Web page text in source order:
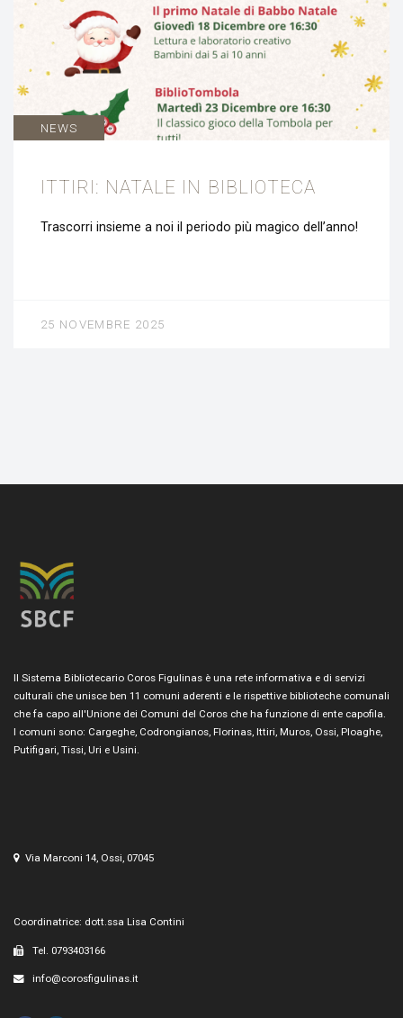
NEWS
ITTIRI: NATALE IN BIBLIOTECA
Trascorri insieme a noi il periodo più magico dell’anno!
25 NOVEMBRE 2025
Il Sistema Bibliotecario Coros Figulinas è una rete informativa e di servizi
culturali che unisce ben 11 comuni aderenti e le rispettive biblioteche comunali
che fa capo all'Unione dei Comuni del Coros che ha funzione di ente capofila.
I comuni sono: Cargeghe, Codrongianos, Florinas, Ittiri, Muros, Ossi, Ploaghe,
Putifigari, Tissi, Uri e Usini.
Via Marconi 14, Ossi, 07045
Coordinatrice: dott.ssa Lisa Contini
Tel. 0793403166
info@corosfigulinas.it